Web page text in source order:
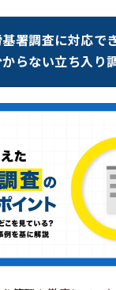
署調査に対応で
らない立ち入り